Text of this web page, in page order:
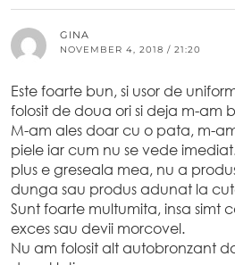
GINA
NOVEMBER 4, 2018 / 21:20
Este foarte bun, si usor de
folosit de doua ori si deja m-am
M-am ales doar cu o pata, m-
piele iar cum nu se vede
plus e greseala mea, nu a
dunga sau produs adunat la
Sunt foarte multumita, insa simt
exces sau devii morcovel.
Nu am folosit alt autobronzant